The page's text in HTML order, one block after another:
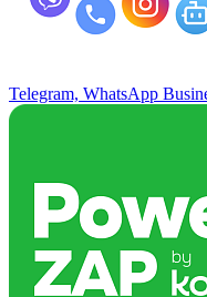
Telegram, WhatsApp